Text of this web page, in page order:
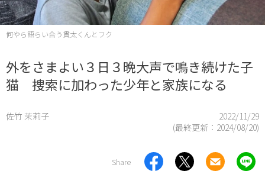
何やら語らい合う貫太くんとフク
外をさまよい３日３晩大声で鳴き続けた子
猫 捜索に加わった少年と家族になる
佐竹 茉莉子
2022/11/29
(最終更新： 2024/08/20)
Share